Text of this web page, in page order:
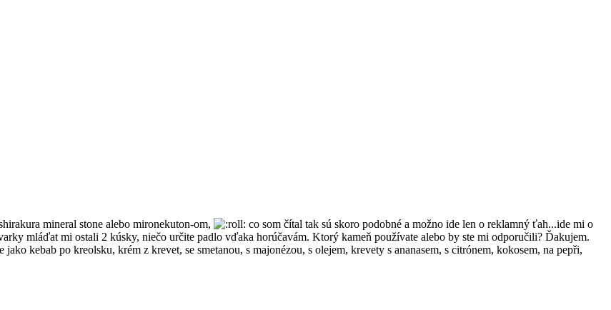
mineral stone alebo mironekuton-om,
co som čítal tak sú skoro podobné a možno ide len o reklamný ťah...ide mi o
mláďat mi ostali 2 kúsky, niečo určite padlo vďaka horúčavám. Ktorý kameň používate alebo by ste mi odporučili? Ďakujem.
kebab po kreolsku, krém z krevet, se smetanou, s majonézou, s olejem, krevety s ananasem, s citrónem, kokosem, na pepři,